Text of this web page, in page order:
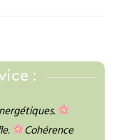
:
Cohérence